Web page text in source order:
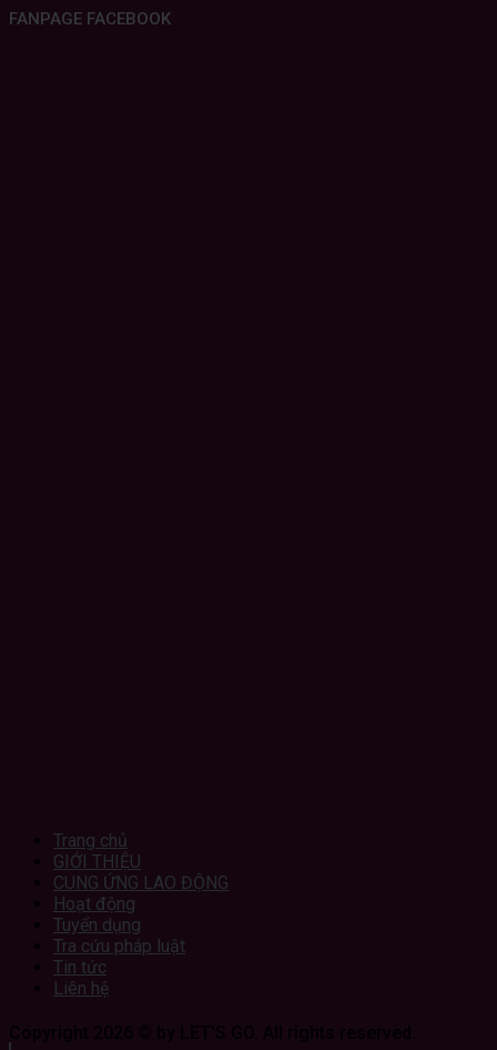
FANPAGE FACEBOOK
Trang chủ
GIỚI THIỆU
CUNG ỨNG LAO ĐỘNG
Hoạt động
Tuyển dụng
Tra cứu pháp luật
Tin tức
Liên hệ